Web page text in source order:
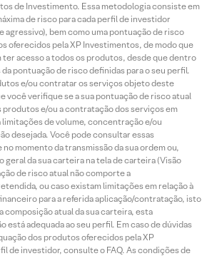
de Investimento. Essa metodologia consiste em
de risco para cada perfil de investidor
agressivo), bem como uma pontuação de risco
oferecidos pela XP Investimentos, de modo que
acesso a todos os produtos, desde que dentro
pontuação de risco definidas para o seu perfil.
e/ou contratar os serviços objeto deste
você verifique se a sua pontuação de risco atual
produtos e/ou a contratação dos serviços em
limitações de volume, concentração e/ou
desejada. Você pode consultar essas
momento da transmissão da sua ordem ou,
geral da sua carteira na tela de carteira (Visão
de risco atual não comporte a
ou caso existam limitações em relação à
para a referida aplicação/contratação, isto
composição atual da sua carteira, esta
está adequada ao seu perfil. Em caso de dúvidas
dos produtos oferecidos pela XP
de investidor, consulte o FAQ. As condições de